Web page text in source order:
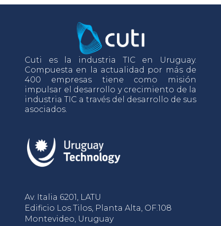
Cuti es la industria TIC en Uruguay.
Compuesta en la actualidad por más de
400 empresas tiene como misión
impulsar el desarrollo y crecimiento de la
industria TIC a través del desarrollo de sus
asociados.
Av. Italia 6201, LATU
Edificio Los Tilos, Planta Alta, OF.108
Montevideo, Uruguay